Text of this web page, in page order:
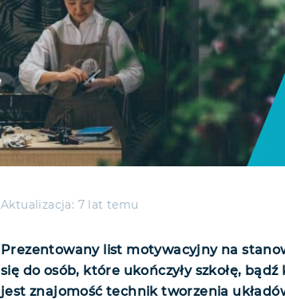
Aktualizacja: 7 lat temu
Prezentowany list motywacyjny na
się do osób, które ukończyły szkołę,
jest znajomość technik tworzenia